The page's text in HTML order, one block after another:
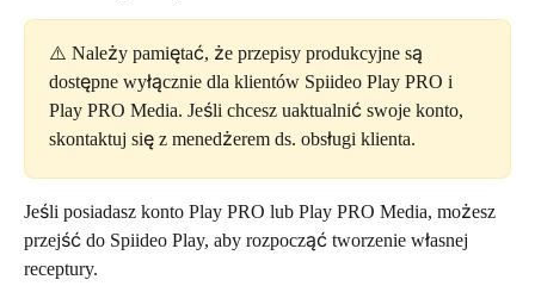
⚠️ Należy pamiętać, że przepisy produkcyjne są
dostępne wyłącznie dla klientów Spiideo Play PRO i
Play PRO Media. Jeśli chcesz uaktualnić swoje konto,
skontaktuj się z menedżerem ds. obsługi klienta.
Jeśli posiadasz konto Play PRO lub Play PRO Media, możesz
przejść do Spiideo Play, aby rozpocząć tworzenie własnej
receptury.